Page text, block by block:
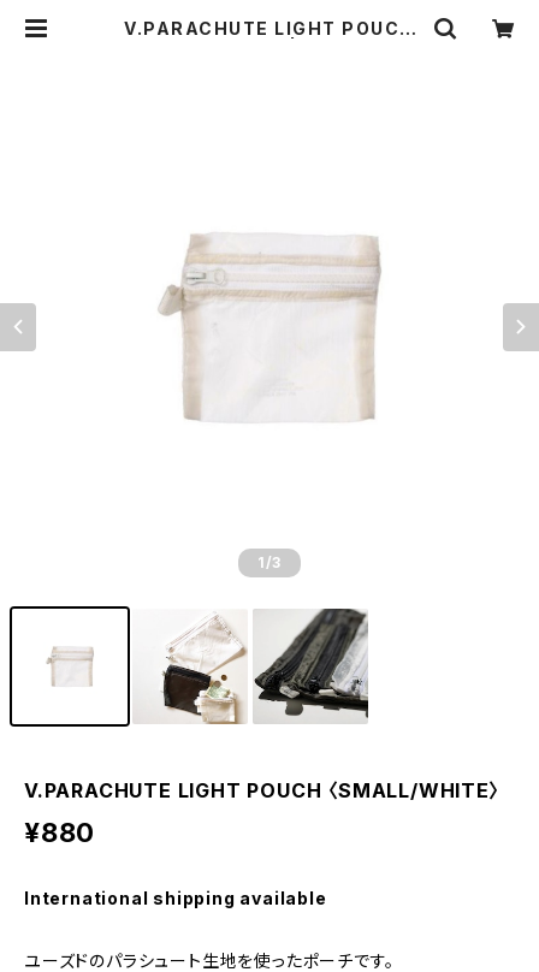
V.PARACHUTE LIGHT POUCH
1 /3
V.PARACHUTE LIGHT POUCH 〈SMALL/WHITE〉
¥880
International shipping available
ユーズドのパラシュート生地を使ったポーチです。